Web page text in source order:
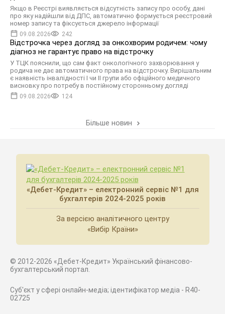
Якщо в Реєстрі виявляється відсутність запису про особу, дані
про яку надійшли від ДПС, автоматично формується реєстровий
номер запису та фіксується джерело інформації
09.08.2026 242
Відстрочка через догляд за онкохворим родичем: чому
діагноз не гарантує право на відстрочку
У ТЦК пояснили, що сам факт онкологічного захворювання у
родича не дає автоматичного права на відстрочку. Вирішальним
є наявність інвалідності I чи II групи або офіційного медичного
висновку про потребу в постійному сторонньому догляді
09.08.2026 124
Більше новин
«Дебет-Кредит» – електронний сервіс №1 для
бухгалтерів 2024-2025 років
За версією аналітичного центру
«Вибір Країни»
© 2012-2026 «Дебет-Кредит» Український фінансово-
бухгалтерський портал.
Суб'єкт у сфері онлайн-медіа; ідентифікатор медіа - R40-
02725